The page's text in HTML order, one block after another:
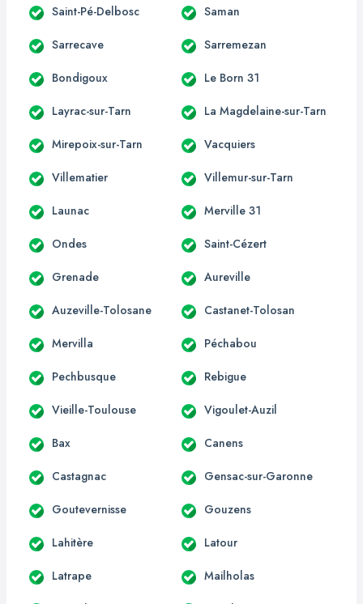
Saint-Pé-Delbosc Saman
Sarrecave Sarremezan
Bondigoux Le Born 31
Layrac-sur-Tarn La Magdelaine-sur-Tarn
Mirepoix-sur-Tarn Vacquiers
Villematier Villemur-sur-Tarn
Launac Merville 31
Ondes Saint-Cézert
Grenade Aureville
Auzeville-Tolosane Castanet-Tolosan
Mervilla Péchabou
Pechbusque Rebigue
Vieille-Toulouse Vigoulet-Auzil
Bax Canens
Castagnac Gensac-sur-Garonne
Goutevernisse Gouzens
Lahitère Latour
Latrape Mailholas